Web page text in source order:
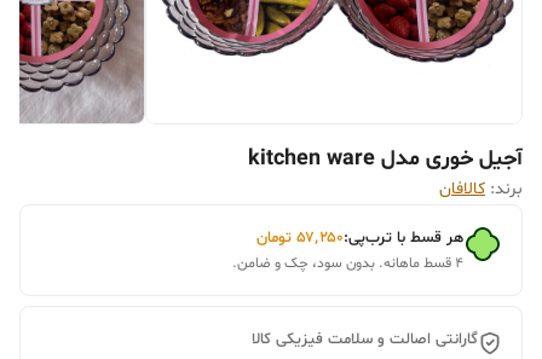
آجیل خوری مدل kitchen ware
برند: کالافان
هر قسط با ترب‌پی:۵۷٬۲۵۰ تومان
۴ قسط ماهانه. بدون سود، چک و ضامن.
گارانتی اصالت و سلامت فیزیکی کالا